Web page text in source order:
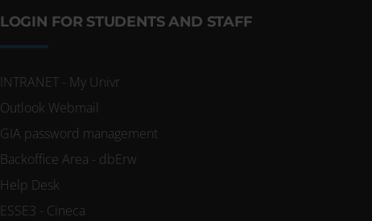
LOGIN FOR STUDENTS AND STAFF
INTRANET - My Univr
Outlook Webmail
GIA password management
Backoffice Area - dbErw
Help Desk
ESSE3 - Cineca